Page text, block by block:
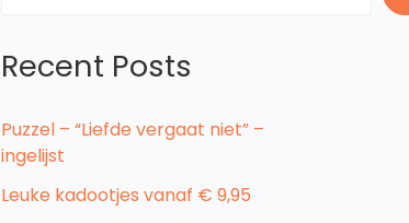
Recent Posts
Puzzel – “Liefde vergaat niet” –
ingelijst
Leuke kadootjes vanaf € 9,95